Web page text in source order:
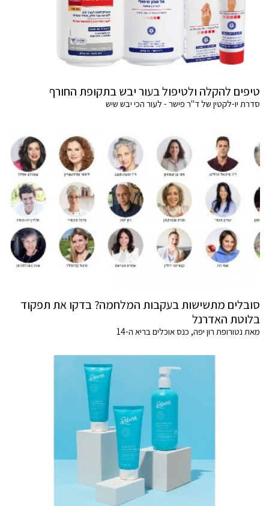
טיפים להקלה ולטיפול בעור יבש בתקופת החורף
סדרת יו-לקטין של ד"ר פישר - לעור הכי יבש שיש
סובלים מתשישות בעקבות המלחמה? בדקו את תפקוד
בלוטת האדרנל
מאת נטורופת רון יפה, כנס אוכלים בריא ה-14